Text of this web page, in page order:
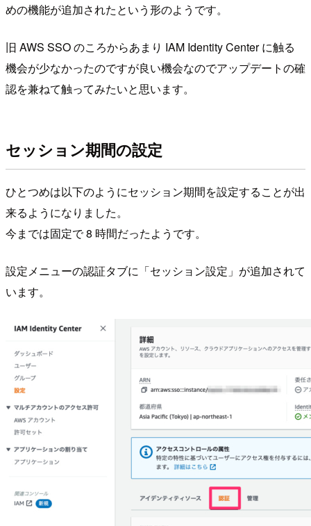
めの機能が追加されたという形のようです。
旧 AWS SSO のころからあまり IAM Identity Center に触る
機会が少なかったのですが良い機会なのでアップデートの確
認を兼ねて触ってみたいと思います。
セッション期間の設定
ひとつめは以下のようにセッション期間を設定することが出
来るようになりました。
今までは固定で 8 時間だったようです。
設定メニューの認証タブに「セッション設定」が追加されて
います。